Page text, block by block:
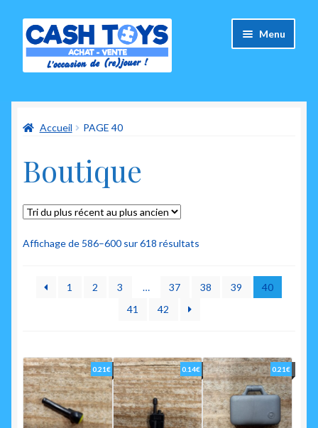
Aller
à
Aller
au
contenu
Menu
Carte Cadeau
Panier
Mes commandes
Mon compte
Ouvrir
le
Accueil PAGE 40
Boutique
Affichage de 586–600 sur 618 résultats
récent
1 2 3 … 37 38 39
40
41
42
0.21€ 0.14€ 0.21€